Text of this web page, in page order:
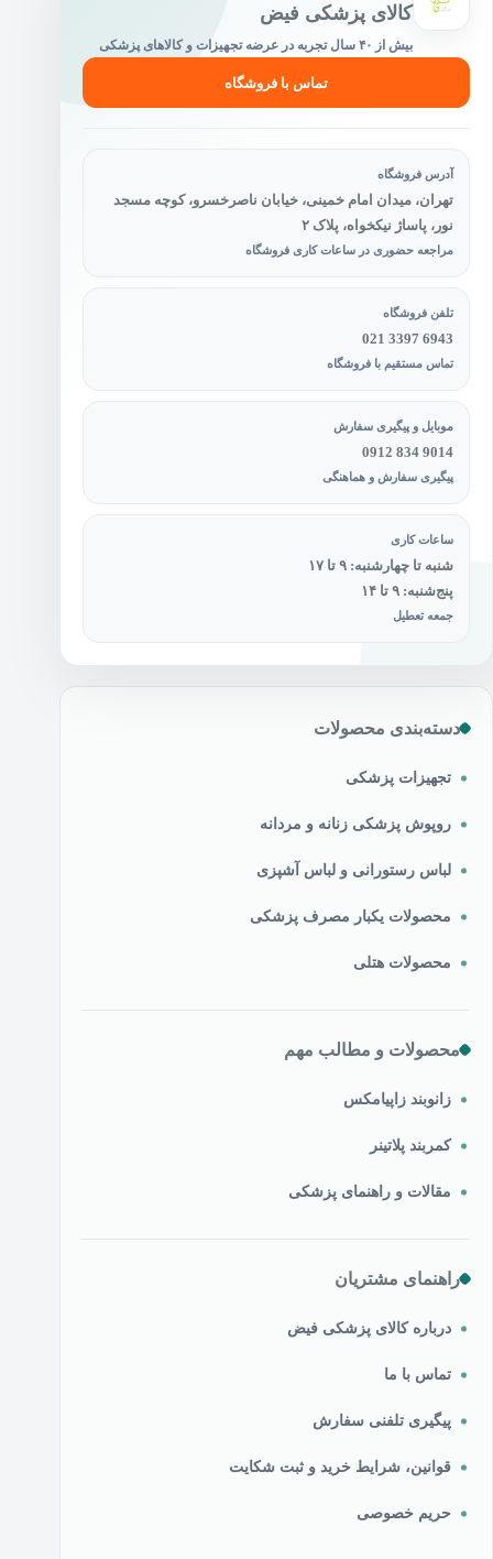
کالای پزشکی فیض
بیش از ۴۰ سال تجربه در عرضه تجهیزات و کالاهای پزشکی
تماس با فروشگاه
آدرس فروشگاه
تهران، میدان امام خمینی، خیابان ناصرخسرو، کوچه مسجد
نور، پاساژ نیکخواه، پلاک ۲
مراجعه حضوری در ساعات کاری فروشگاه
تلفن فروشگاه
021 3397 6943
تماس مستقیم با فروشگاه
موبایل و پیگیری سفارش
0912 834 9014
پیگیری سفارش و هماهنگی
ساعات کاری
شنبه تا چهارشنبه: ۹ تا ۱۷
پنج‌شنبه: ۹ تا ۱۴
جمعه تعطیل
دسته‌بندی محصولات
تجهیزات پزشکی
روپوش پزشکی زنانه و مردانه
لباس رستورانی و لباس آشپزی
محصولات یکبار مصرف پزشکی
محصولات هتلی
محصولات و مطالب مهم
زانوبند زاپیامکس
کمربند پلاتینر
مقالات و راهنمای پزشکی
راهنمای مشتریان
درباره کالای پزشکی فیض
تماس با ما
پیگیری تلفنی سفارش
قوانین، شرایط خرید و ثبت شکایت
حریم خصوصی